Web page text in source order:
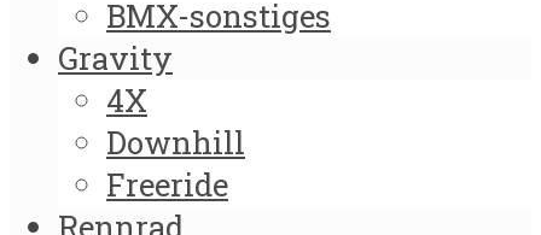
BMX-sonstiges
Gravity
4X
Downhill
Freeride
Rennrad